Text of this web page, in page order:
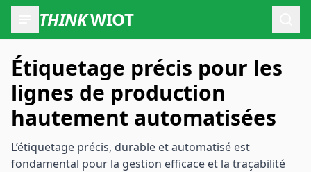
THINKWIOT
Étiquetage précis pour les
lignes de production
hautement automatisées
L’étiquetage précis, durable et automatisé est
fondamental pour la gestion efficace et la traçabilité